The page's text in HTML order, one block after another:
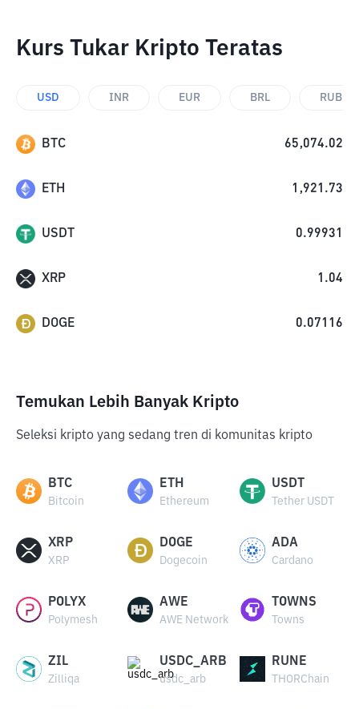
Kurs Tukar Kripto Teratas
USD INR EUR BRL RUB
BTC 65,074.02
ETH 1,921.73
USDT 0.99931
XRP 1.04
DOGE 0.07116
Temukan Lebih Banyak Kripto
Seleksi kripto yang sedang tren di komunitas kripto
BTC
Bitcoin
ETH
Ethereum
USDT
Tether USDT
XRP
XRP
DOGE
Dogecoin
ADA
Cardano
POLYX
Polymesh
AWE
AWE Network
TOWNS
Towns
ZIL
Zilliqa
USDC_ARB
usdc_arb
RUNE
THORChain